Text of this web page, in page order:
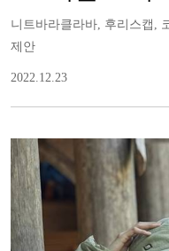
니트바라클라바, 후리스캡,
제안
2022.12.23